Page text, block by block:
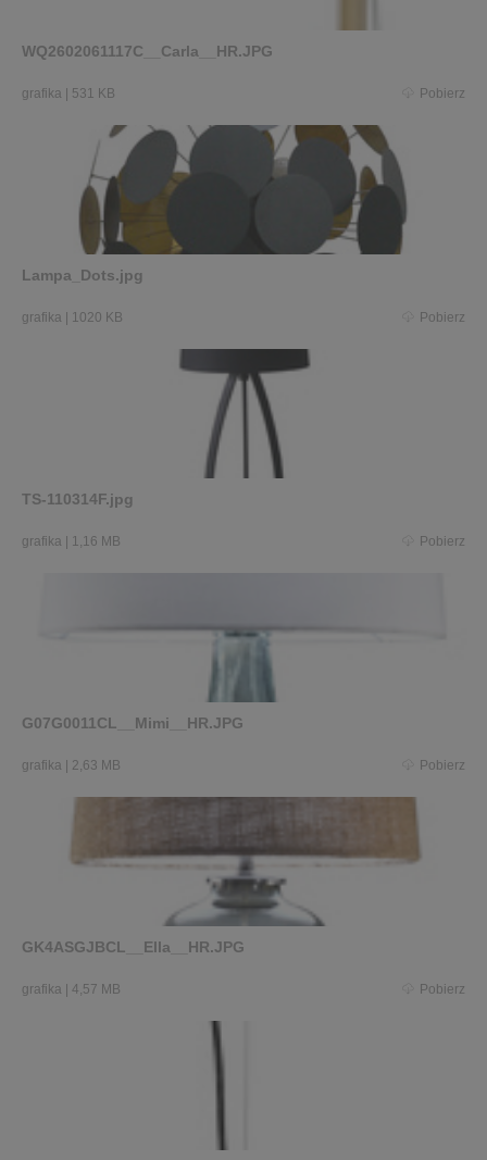
WQ2602061117C__Carla__HR.JPG
grafika 531 KB Pobierz
Lampa_Dots.jpg
grafika 1020 KB Pobierz
TS-110314F.jpg
grafika 1,16 MB Pobierz
G07G0011CL__Mimi__HR.JPG
grafika 2,63 MB Pobierz
GK4ASGJBCL__Ella__HR.JPG
grafika 4,57 MB Pobierz